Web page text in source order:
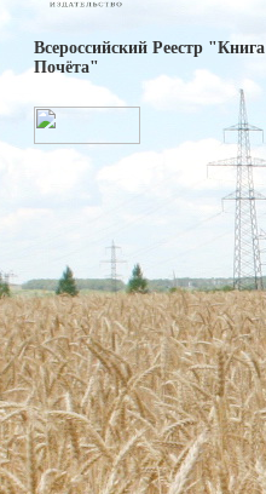
Всероссийский Реестр "Книга
Почёта"